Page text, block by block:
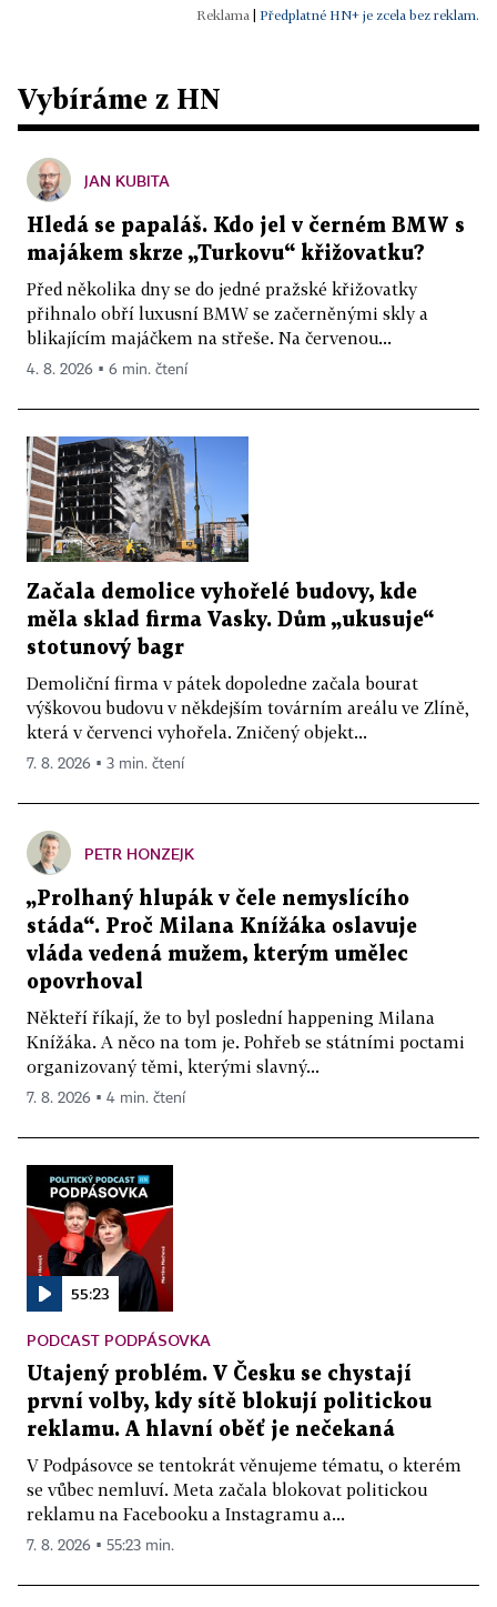
Předplatné HN+ je zcela bez reklam.
Vybíráme z HN
JAN KUBITA
Hledá se papaláš. Kdo jel v černém BMW s
majákem skrze „Turkovu“ křižovatku?
Před několika dny se do jedné pražské křižovatky
přihnalo obří luxusní BMW se začerněnými skly a
blikajícím majáčkem na střeše. Na červenou...
4. 8. 2026 ▪ 6 min. čtení
Začala demolice vyhořelé budovy, kde
měla sklad firma Vasky. Dům „ukusuje“
stotunový bagr
Demoliční firma v pátek dopoledne začala bourat
výškovou budovu v někdejším továrním areálu ve Zlíně,
která v červenci vyhořela. Zničený objekt...
7. 8. 2026 ▪ 3 min. čtení
PETR HONZEJK
„Prolhaný hlupák v čele nemyslícího
stáda“. Proč Milana Knížáka oslavuje
vláda vedená mužem, kterým umělec
opovrhoval
Někteří říkají, že to byl poslední happening Milana
Knížáka. A něco na tom je. Pohřeb se státními poctami
organizovaný těmi, kterými slavný...
7. 8. 2026 ▪ 4 min. čtení
55:23
PODCAST PODPÁSOVKA
Utajený problém. V Česku se chystají
první volby, kdy sítě blokují politickou
reklamu. A hlavní oběť je nečekaná
V Podpásovce se tentokrát věnujeme tématu, o kterém
se vůbec nemluví. Meta začala blokovat politickou
reklamu na Facebooku a Instagramu a...
7. 8. 2026 ▪ 55:23 min.